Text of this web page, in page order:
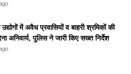
में अवैध प्रवासियों व बाहरी श्रमिकों की
अनिवार्य, पुलिस ने जारी किए सख्त निर्देश